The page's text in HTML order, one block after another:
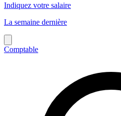
Indiquez votre salaire
La semaine dernière
Comptable